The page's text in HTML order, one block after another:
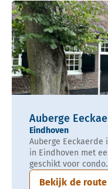
Auberge
Eindhoven
Auberge
in Eindhoven met
geschikt voor
Bekijk de route